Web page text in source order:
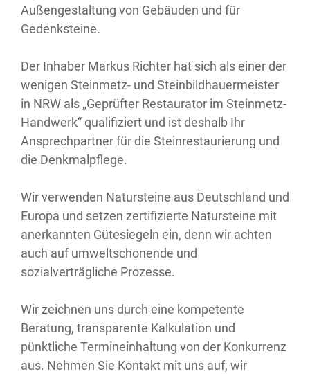
Außengestaltung von Gebäuden und für
Gedenksteine.
Der Inhaber Markus Richter hat sich als einer der
wenigen Steinmetz- und Steinbildhauermeister
in NRW als „Geprüfter Restaurator im Steinmetz-
Handwerk“ qualifiziert und ist deshalb Ihr
Ansprechpartner für die Steinrestaurierung und
die Denkmalpflege.
Wir verwenden Natursteine aus Deutschland und
Europa und setzen zertifizierte Natursteine mit
anerkannten Gütesiegeln ein, denn wir achten
auch auf umweltschonende und
sozialverträgliche Prozesse.
Wir zeichnen uns durch eine kompetente
Beratung, transparente Kalkulation und
pünktliche Termineinhaltung von der Konkurrenz
aus. Nehmen Sie Kontakt mit uns auf, wir